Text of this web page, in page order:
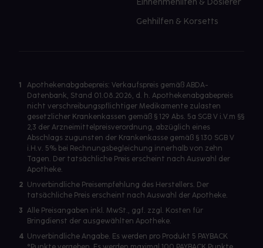
Einnehmehilfen & Dosierer
Gehhilfen & Korsetts
1
Apothekenabgabepreis: Verkaufspreis gemäß ABDA-
Datenbank, Stand 01.08.2026, d. h. Apothekenabgabepreis
nicht verschreibungspflichtiger Medikamente zulasten
gesetzlicher Krankenkassen gemäß § 129 Abs. 5a SGB V i.V.m §§
2,3 der Arzneimittelpreisverordnung, abzüglich eines
Abschlags zugunsten der Krankenkasse gemäß § 130 SGB V
i.H.v. 5% bei Rechnungsbegleichung innerhalb von zehn
Tagen. Der tatsächliche Preis erscheint nach Auswahl der
Apotheke.
2 Unverbindliche Preisempfehlung des Herstellers. Der
tatsächliche Preis erscheint nach Auswahl der Apotheke.
3 Alle Preisangaben inkl. MwSt., ggf. zzgl. Kosten für
Bringdienst der ausgewählten Apotheke.
4 Unverbindliche Angabe. Es werden pro Produkt 5 PAYBACK